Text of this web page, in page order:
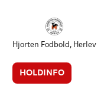
Hjorten Fodbold, Herlev
HOLDINFO